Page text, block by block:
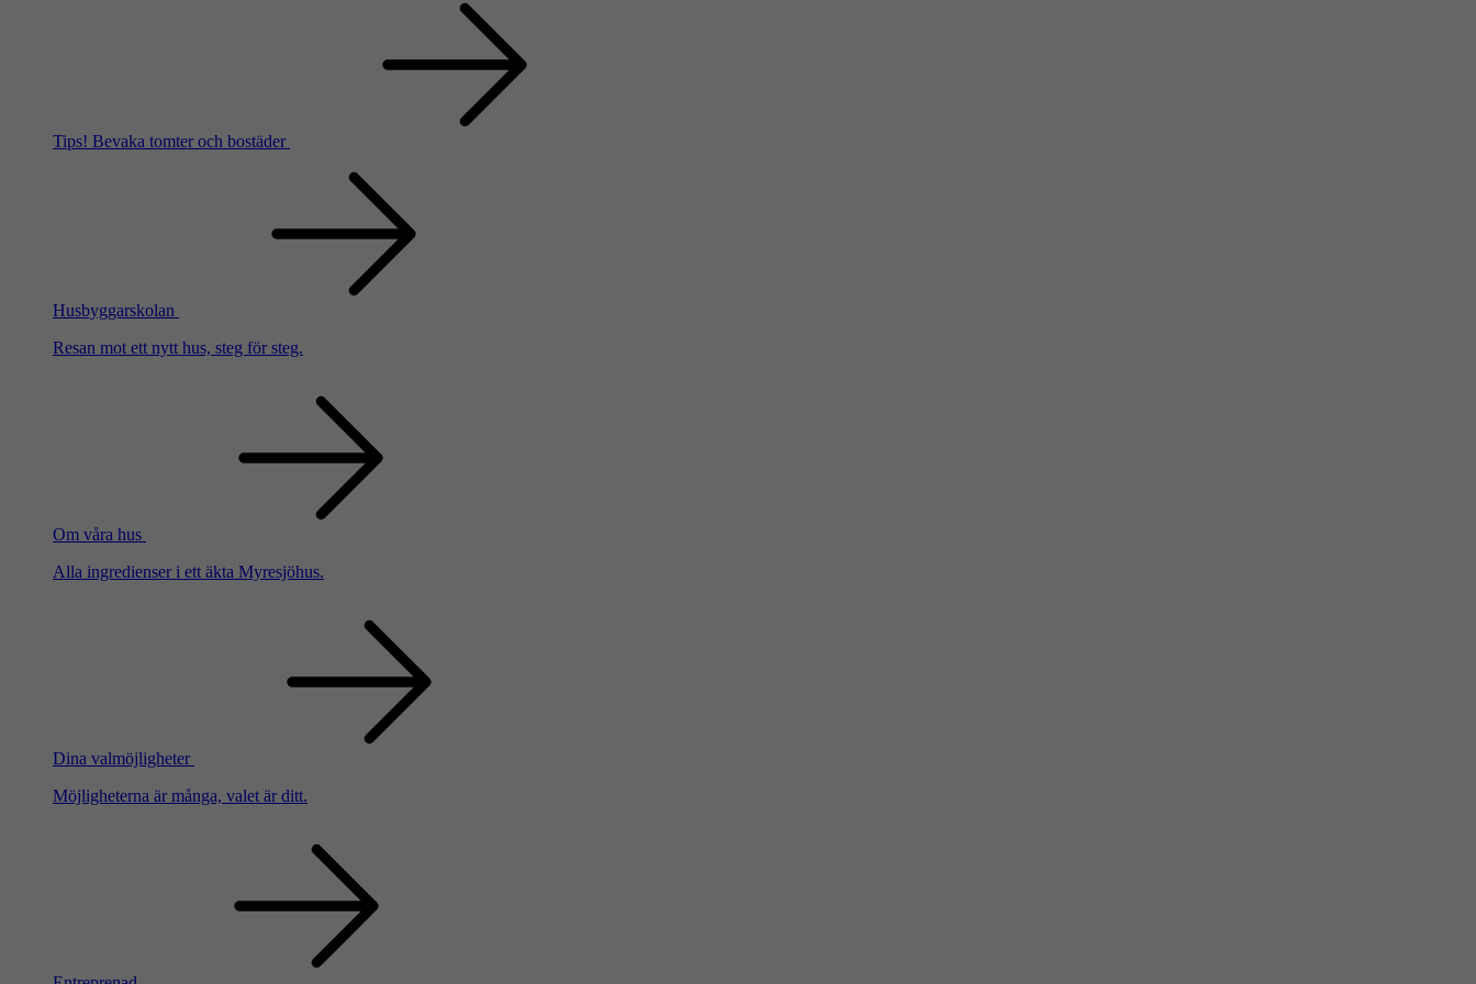
Tips! Bevaka tomter och bostäder
Husbyggarskolan
Resan mot ett nytt hus, steg för steg.
Om våra hus
Alla ingredienser i ett äkta Myresjöhus.
Dina valmöjligheter
Möjligheterna är många, valet är ditt.